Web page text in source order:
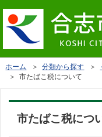
ホーム ＞分類から探す ＞
＞ 市たばこ税について
市たばこ税につ